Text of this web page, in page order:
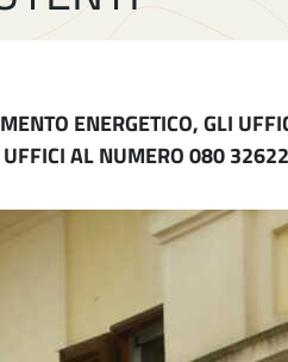
ENERGETICO, GLI
UFFICI AL NUMERO 080